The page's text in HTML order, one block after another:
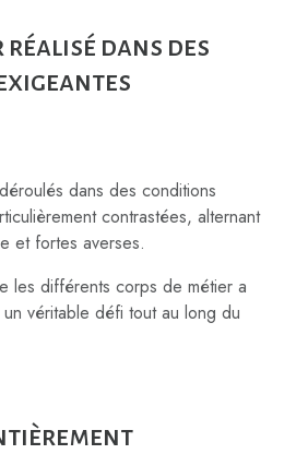
dans des
dans des conditions
contrastées, alternant
et fortes averses.
les différents corps de métier a
véritable défi tout au long du